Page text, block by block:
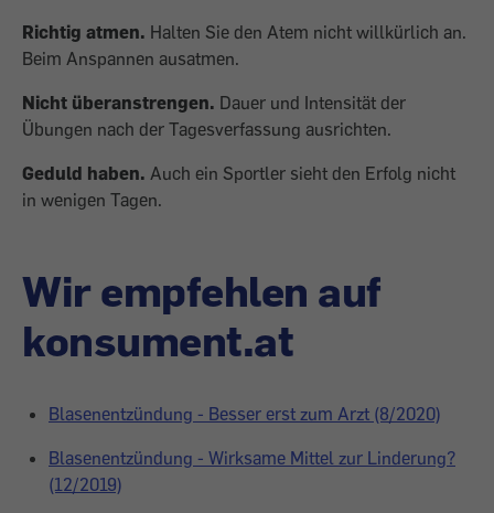
Richtig atmen. Halten Sie den Atem nicht willkürlich an.
Beim Anspannen ausatmen.
Nicht überanstrengen. Dauer und Intensität der
Übungen nach der Tagesverfassung ausrichten.
Geduld haben. Auch ein Sportler sieht den Erfolg nicht
in wenigen Tagen.
Wir empfehlen auf
konsument.at
Blasenentzündung - Besser erst zum Arzt (8/2020)
Blasenentzündung - Wirksame Mittel zur Linderung?
(12/2019)